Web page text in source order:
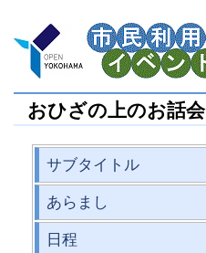
おひざの上のお話会
サブタイトル
あらまし
日程